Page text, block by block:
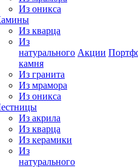
Из оникса
Из кварца
Из
натурального
камня
Из гранита
Из мрамора
Из оникса
Из акрила
Из кварца
Из керамики
Из
натурального
Акции